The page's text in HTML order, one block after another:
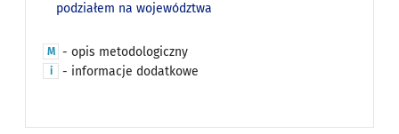
podziałem na województwa
M - opis metodologiczny
i - informacje dodatkowe